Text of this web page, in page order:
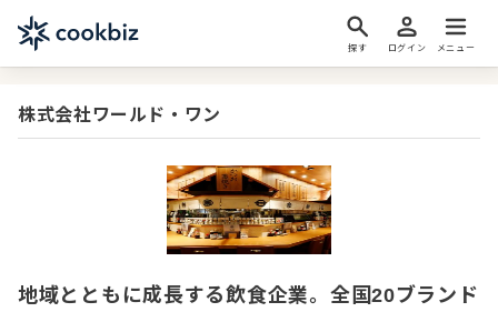
探す ログイン メニュー
株式会社ワールド・ワン
地域とともに成長する飲食企業。全国20ブランド